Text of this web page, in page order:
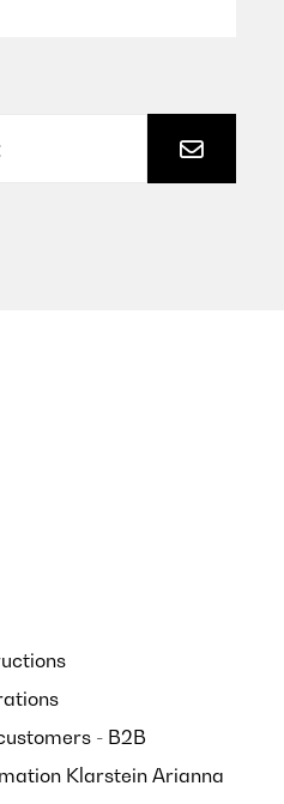
produit est parfait mais
- B2B
Klarstein Arianna